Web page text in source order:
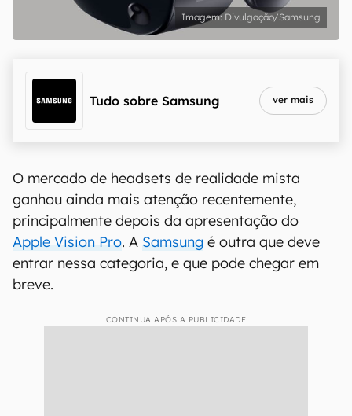
Divulgação/Samsung
Tudo sobre Samsung ver mais
O mercado de headsets de realidade mista
ganhou ainda mais atenção recentemente,
principalmente depois da apresentação do
Apple Vision Pro. A Samsung é outra que deve
entrar nessa categoria, e que pode chegar em
breve.
CONTINUA APÓS A PUBLICIDADE